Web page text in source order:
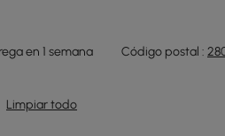
en 1 semana Código postal :
Limpiar todo